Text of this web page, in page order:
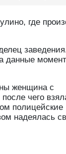
где
данные момент
женщина с
чего
полицейские
надеялась